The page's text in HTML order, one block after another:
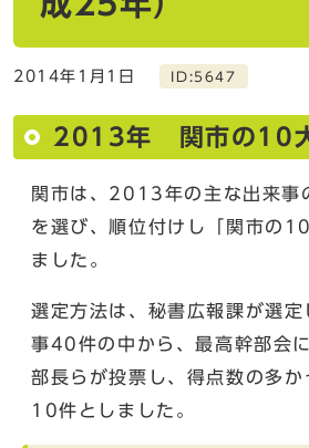
2014年1月1日 ID:5647
2013年 関市の10
関市は、2013年の主な出来事
を選び、順位付けし「関市の
ました。
選定方法は、秘書広報課が選
事40件の中から、最高幹部会
部長らが投票し、得点数の多か
10件としました。